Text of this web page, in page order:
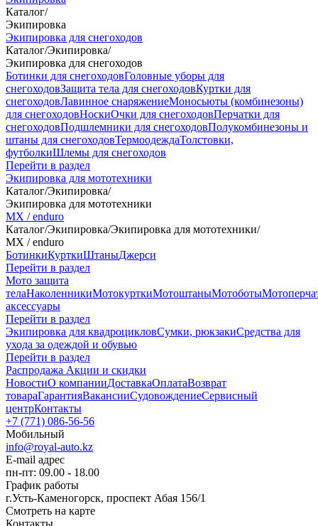
Каталог/
Экипировка
Экипировка для снегоходов
Каталог/Экипировка/
Экипировка для снегоходов
Ботинки для снегоходовГоловные уборы для
снегоходовЗащита тела для снегоходовКуртки для
снегоходовЛавинное снаряжениеМоносьюты (комбинезоны)
для снегоходовНоскиОчки для снегоходовПерчатки для
снегоходовПодшлемники для снегоходовПолукомбинезоны и
штаны для снегоходовТермоодеждаТолстовки,
футболкиШлемы для снегоходов
Перейти в раздел
Экипировка для мототехники
Каталог/Экипировка/
Экипировка для мототехники
MX / enduro
Каталог/Экипировка/Экипировка для мототехники/
MX / enduro
БотинкиКурткиШтаныДжерси
Перейти в раздел
Мото защита
телаНаколенникиМотокурткиМотоштаныМотоботы
аксессуары
Перейти в раздел
Экипировка для квадроцикловСумки, рюкзакиСредства для
ухода за одеждой и обувью
Перейти в раздел
Распродажа Акции и скидки
НовостиО компанииДоставкаОплатаВозврат
товараГарантияВакансииСудовождениеСервисный
центрКонтакты
+7 (771) 086-56-56
Мобильный
info@royal-auto.kz
E-mail адрес
пн-пт: 09.00 - 18.00
График работы
г.Усть-Каменогорск, проспект Абая 156/1
Смотреть на карте
Контакты